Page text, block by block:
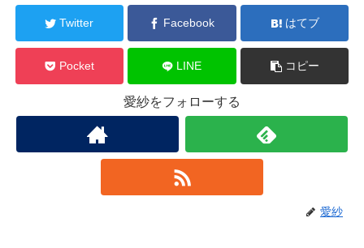
Twitter Facebook はてブ
Pocket LINE コピー
愛紗をフォローする
愛紗